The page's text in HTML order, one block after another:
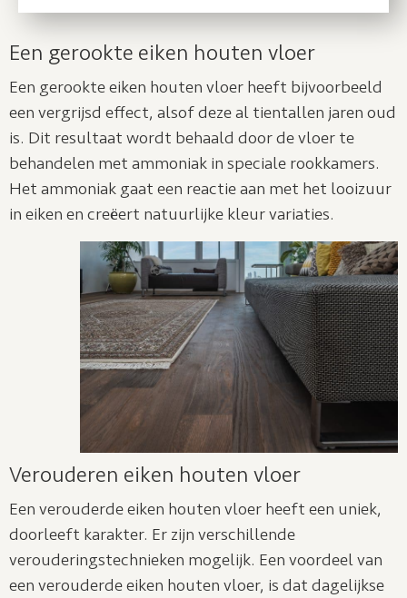
Een gerookte eiken houten vloer
Een gerookte eiken houten vloer heeft bijvoorbeeld
een vergrijsd effect, alsof deze al tientallen jaren oud
is. Dit resultaat wordt behaald door de vloer te
behandelen met ammoniak in speciale rookkamers.
Het ammoniak gaat een reactie aan met het looizuur
in eiken en creëert natuurlijke kleur variaties.
Verouderen eiken houten vloer
Een verouderde eiken houten vloer heeft een uniek,
doorleeft karakter. Er zijn verschillende
verouderingstechnieken mogelijk. Een voordeel van
een verouderde eiken houten vloer, is dat dagelijkse